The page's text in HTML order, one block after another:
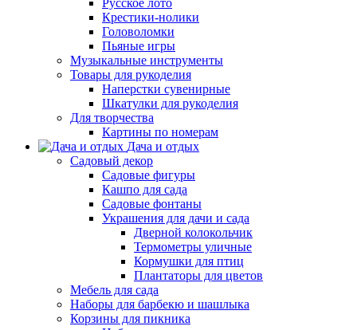
Русское лото
Крестики-нолики
Головоломки
Пьяные игры
Музыкальные инструменты
Товары для рукоделия
Наперстки сувенирные
Шкатулки для рукоделия
Для творчества
Картины по номерам
Дача и отдых
Садовый декор
Садовые фигуры
Кашпо для сада
Садовые фонтаны
Украшения для дачи и сада
Дверной колокольчик
Термометры уличные
Кормушки для птиц
Плантаторы для цветов
Мебель для сада
Наборы для барбекю и шашлыка
Корзины для пикника